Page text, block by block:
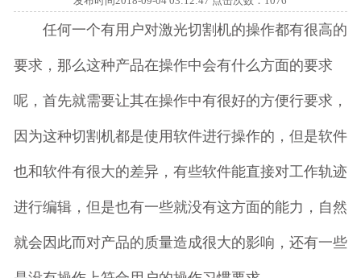
切管机资讯
走进中思 
联系我们
任何一个有用户对激光切割机的操作都有很高的
要求，那么这种产品在操作中会有什么方面的要求
呢，首先就需要让其在操作中有很好的方便行要求，
因为这种切割机都是使用软件进行操作的，但是软件
也和软件有很大的差异，有些软件能直接对工作轨迹
进行编辑，但是也有一些就没有这方面的能力，自然
就会因此而对产品的质量造成很大的影响，还有一些